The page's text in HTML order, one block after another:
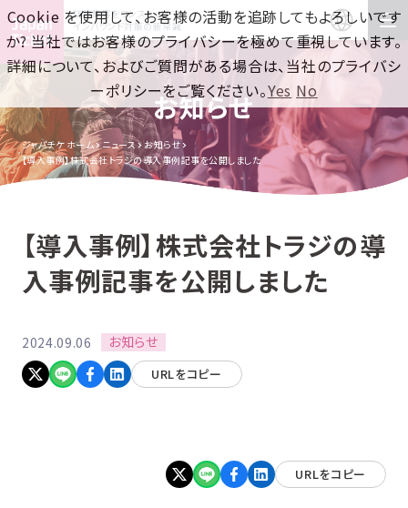
訪日集客をワンストップで！
インバウンド対策の新常識
お知らせ
ジャパチケ ホーム ニュース
お知らせ
【導入事例】株式会社トラジの導入事例記事を公開しました
【導入事例】株式会社トラジの導
入事例記事を公開しました
2024.09.06 お知らせ
URLをコピー
URLをコピー
Cookie を使用して、お客様の活動を追跡してもよろしいです
か? 当社ではお客様のプライバシーを極めて重視しています。
詳細について、およびご質問がある場合は、当社のプライバシ
ーポリシーをご覧ください。Yes No